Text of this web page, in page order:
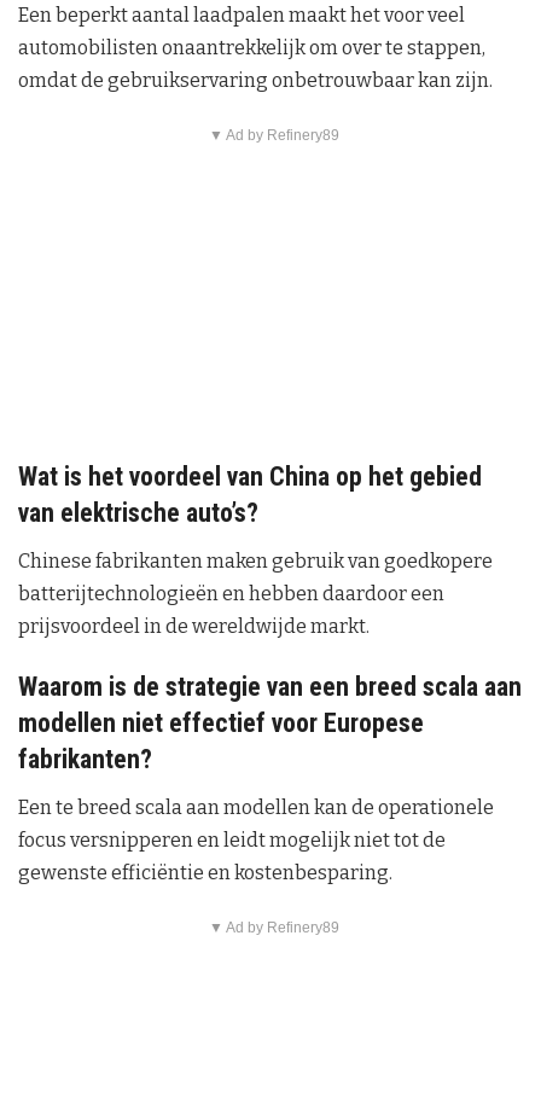
Een beperkt aantal laadpalen maakt het voor veel
automobilisten onaantrekkelijk om over te stappen,
omdat de gebruikservaring onbetrouwbaar kan zijn.
▼ Ad by Refinery89
Wat is het voordeel van China op het gebied
van elektrische auto’s?
Chinese fabrikanten maken gebruik van goedkopere
batterijtechnologieën en hebben daardoor een
prijsvoordeel in de wereldwijde markt.
Waarom is de strategie van een breed scala aan
modellen niet effectief voor Europese
fabrikanten?
Een te breed scala aan modellen kan de operationele
focus versnipperen en leidt mogelijk niet tot de
gewenste efficiëntie en kostenbesparing.
▼ Ad by Refinery89